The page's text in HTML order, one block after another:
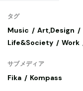
タグ
Music Art,Design
Life&Society
Work
サブメディア
Fika Kompass